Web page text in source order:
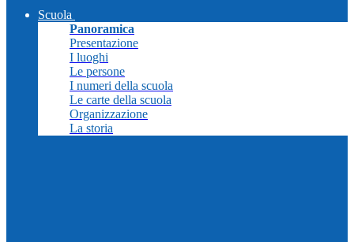
Scuola
Panoramica
Presentazione
I luoghi
Le persone
I numeri della scuola
Le carte della scuola
Organizzazione
La storia